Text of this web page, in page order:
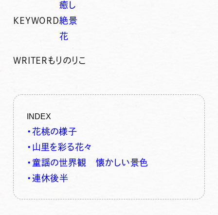
KEYWORD
癒し
絶景
花
WRITERもりのりこ
INDEX
・花桃の様子
・山里を彩る花々
・童謡の世界観 懐かしい景色
・連休後半